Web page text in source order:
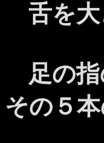
舌を大
足の指
その５